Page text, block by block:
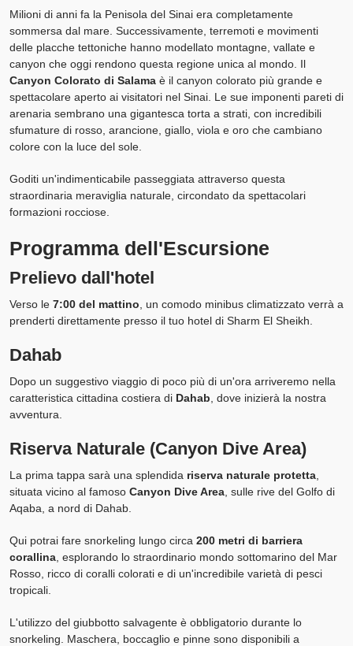
Milioni di anni fa la Penisola del Sinai era completamente
sommersa dal mare. Successivamente, terremoti e movimenti
delle placche tettoniche hanno modellato montagne, vallate e
canyon che oggi rendono questa regione unica al mondo. Il
Canyon Colorato di Salama è il canyon colorato più grande e
spettacolare aperto ai visitatori nel Sinai. Le sue imponenti pareti di
arenaria sembrano una gigantesca torta a strati, con incredibili
sfumature di rosso, arancione, giallo, viola e oro che cambiano
colore con la luce del sole.
Goditi un'indimenticabile passeggiata attraverso questa
straordinaria meraviglia naturale, circondato da spettacolari
formazioni rocciose.
Programma dell'Escursione
Prelievo dall'hotel
Verso le 7:00 del mattino , un comodo minibus climatizzato verrà a
prenderti direttamente presso il tuo hotel di Sharm El Sheikh.
Dahab
Dopo un suggestivo viaggio di poco più di un'ora arriveremo nella
caratteristica cittadina costiera di Dahab , dove inizierà la nostra
avventura.
Riserva Naturale (Canyon Dive Area)
La prima tappa sarà una splendida riserva naturale protetta
situata vicino al famoso Canyon Dive Area , sulle rive del Golfo di
Aqaba, a nord di Dahab.
Qui potrai fare snorkeling lungo circa 200 metri di barriera
corallina , esplorando lo straordinario mondo sottomarino del Mar
Rosso, ricco di coralli colorati e di un'incredibile varietà di pesci
tropicali.
L'utilizzo del giubbotto salvagente è obbligatorio durante lo
snorkeling. Maschera, boccaglio e pinne sono disponibili a